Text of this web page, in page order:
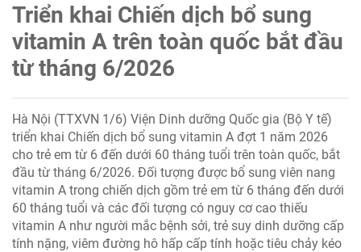
Triển khai Chiến dịch bổ sung
vitamin A trên toàn quốc bắt đầu
từ tháng 6/2026
Hà Nội (TTXVN 1/6) Viện Dinh dưỡng Quốc gia (Bộ Y tế)
triển khai Chiến dịch bổ sung vitamin A đợt 1 năm 2026
cho trẻ em từ 6 đến dưới 60 tháng tuổi trên toàn quốc, bắt
đầu từ tháng 6/2026. Đối tượng được bổ sung viên nang
vitamin A trong chiến dịch gồm trẻ em từ 6 tháng đến dưới
60 tháng tuổi và các đối tượng có nguy cơ cao thiếu
vitamin A như người mắc bệnh sởi, trẻ suy dinh dưỡng cấp
tính nặng, viêm đường hô hấp cấp tính hoặc tiêu chảy kéo